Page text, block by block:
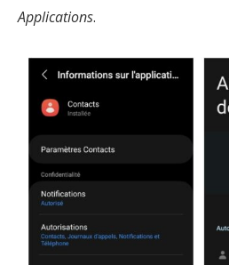
Applications.